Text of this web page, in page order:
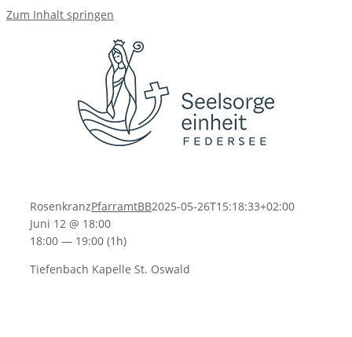
Zum Inhalt springen
RosenkranzPfarramtBB2025-05-26T15:18:33+02:00
Juni 12 @ 18:00
18:00 — 19:00 (1h)
Tiefenbach Kapelle St. Oswald